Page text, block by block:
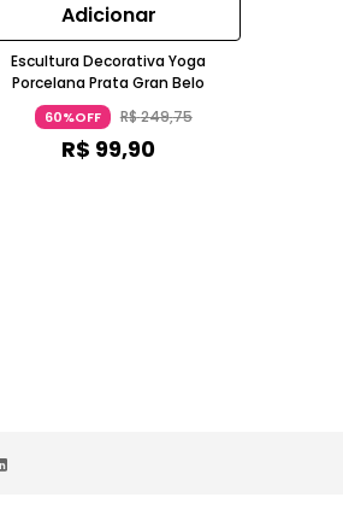
Adicionar
Escultura Decorativa Yoga
Porcelana Prata Gran Belo
60%OFF R$249,75
R$ 99,90